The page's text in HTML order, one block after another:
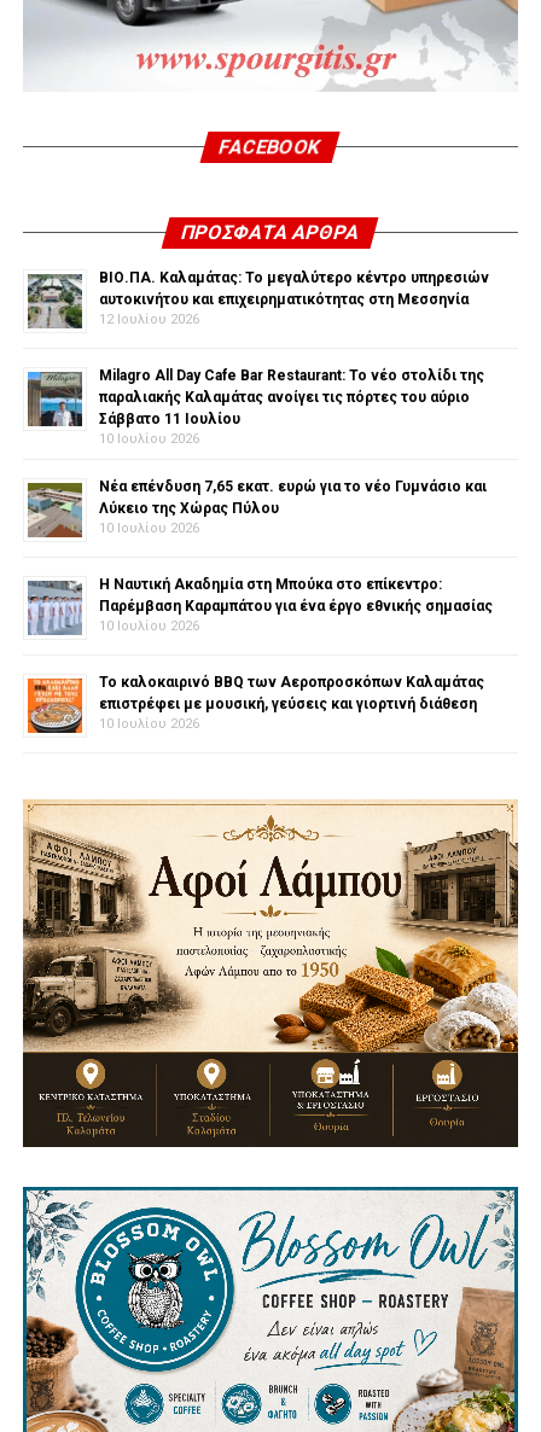
FACEBOOK
ΠΡΌΣΦΑΤΑ ΆΡΘΡΑ
ΒΙΟ.ΠΑ. Καλαμάτας: Το μεγαλύτερο κέντρο υπηρεσιών
αυτοκινήτου και επιχειρηματικότητας στη Μεσσηνία
12 Ιουλίου 2026
Milagro All Day Cafe Bar Restaurant: Το νέο στολίδι της
παραλιακής Καλαμάτας ανοίγει τις πόρτες του αύριο
Σάββατο 11 Ιουλίου
10 Ιουλίου 2026
Νέα επένδυση 7,65 εκατ. ευρώ για το νέο Γυμνάσιο και
Λύκειο της Χώρας Πύλου
10 Ιουλίου 2026
Η Ναυτική Ακαδημία στη Μπούκα στο επίκεντρο:
Παρέμβαση Καραμπάτου για ένα έργο εθνικής σημασίας
10 Ιουλίου 2026
Το καλοκαιρινό BBQ των Αεροπροσκόπων Καλαμάτας
επιστρέφει με μουσική, γεύσεις και γιορτινή διάθεση
10 Ιουλίου 2026